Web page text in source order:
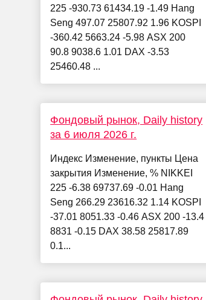
225 -930.73 61434.19 -1.49 Hang
Seng 497.07 25807.92 1.96 KOSPI
-360.42 5663.24 -5.98 ASX 200
90.8 9038.6 1.01 DAX -3.53
25460.48 ...
Фондовый рынок, Daily history
за 6 июля 2026 г.
Индекс Изменение, пункты Цена
закрытия Изменение, % NIKKEI
225 -6.38 69737.69 -0.01 Hang
Seng 266.29 23616.32 1.14 KOSPI
-37.01 8051.33 -0.46 ASX 200 -13.4
8831 -0.15 DAX 38.58 25817.89
0.1...